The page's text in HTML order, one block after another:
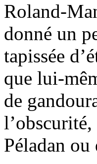
Roland-
donné un
tapissée
que lui-
de
Péladan